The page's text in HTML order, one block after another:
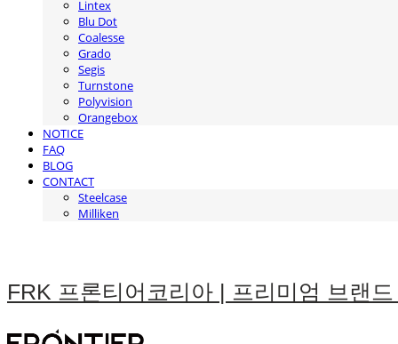
Lintex
Blu Dot
Coalesse
Grado
Segis
Turnstone
Polyvision
Orangebox
NOTICE
FAQ
BLOG
CONTACT
Steelcase
Milliken
FRK 프론티어코리아 | 프리미엄 브랜